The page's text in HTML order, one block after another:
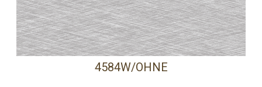
4584W/OHNE